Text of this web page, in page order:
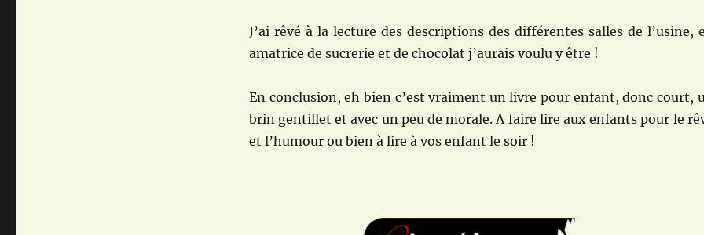
J’ai rêvé à la lecture des descriptions des différentes salles de l’usine,
amatrice de sucrerie et de chocolat j’aurais voulu y être !
En conclusion, eh bien c’est vraiment un livre pour enfant, donc court,
brin gentillet et avec un peu de morale. A faire lire aux enfants pour le
et l’humour ou bien à lire à vos enfant le soir !